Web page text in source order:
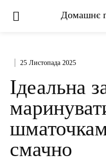
Домашнє
25 Листопада 2025
Ідеальна
смачно